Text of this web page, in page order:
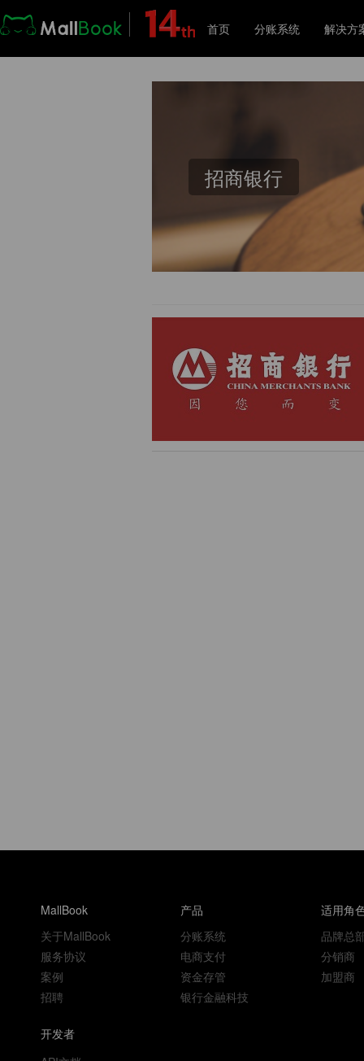
首页 分账系统 解决方
招商银行
MallBook
关于MallBook
服务协议
案例
招聘
开发者
产品
分账系统
电商支付
资金存管
银行金融科技
适用角
品牌总
分销商
加盟商